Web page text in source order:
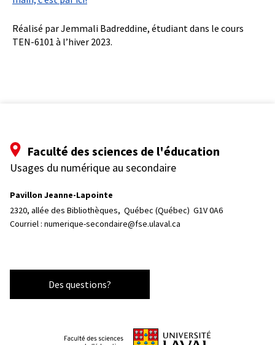
Réalisé par Jemmali Badreddine, étudiant dans le cours
TEN-6101 à l’hiver 2023.
Faculté des sciences de l'éducation
Usages du numérique au secondaire
Pavillon Jeanne-Lapointe
2320, allée des Bibliothèques, Québec (Québec)  G1V 0A6
Courriel : numerique-secondaire@fse.ulaval.ca
Des questions?